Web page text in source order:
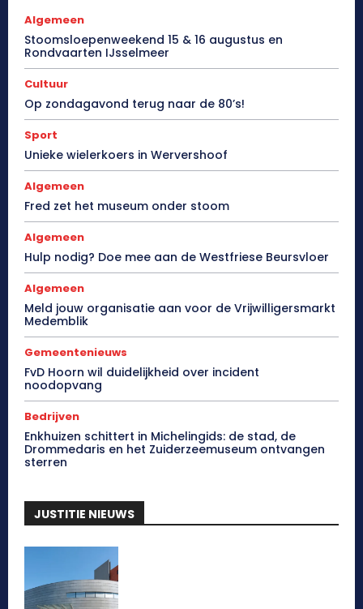
Algemeen
Stoomsloepenweekend 15 & 16 augustus en
Rondvaarten IJsselmeer
Cultuur
Op zondagavond terug naar de 80’s!
Sport
Unieke wielerkoers in Wervershoof
Algemeen
Fred zet het museum onder stoom
Algemeen
Hulp nodig? Doe mee aan de Westfriese Beursvloer
Algemeen
Meld jouw organisatie aan voor de Vrijwilligersmarkt
Medemblik
Gemeentenieuws
FvD Hoorn wil duidelijkheid over incident
noodopvang
Bedrijven
Enkhuizen schittert in Michelingids: de stad, de
Drommedaris en het Zuiderzeemuseum ontvangen
sterren
JUSTITIE NIEUWS